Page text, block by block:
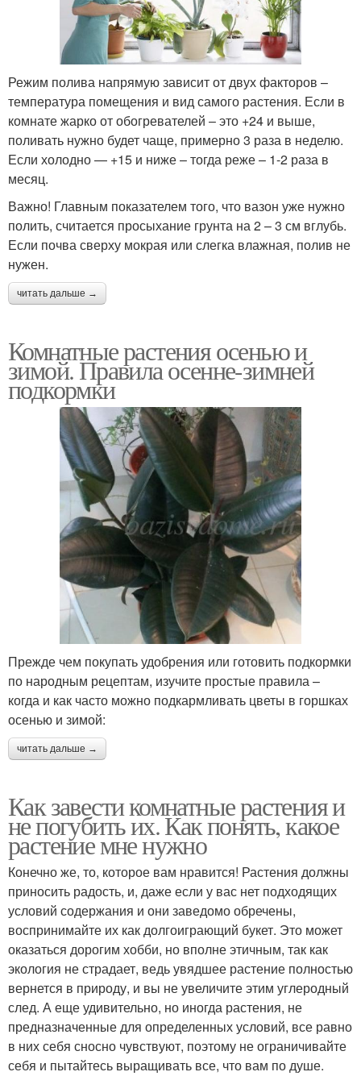
Уход за комнатными
цветами
Цвета для роста
Удобрение для
комнатных цветов
уход за комнатными
растениями
Света для комнатных
растений
Цвета в октябре Цвета к зиме
Цвета для продажи
Цвета с разноцветными
листьями
Цвета в августе
Цвета для быстрого
роста
Режим полива напрямую зависит от двух факторов –
температура помещения и вид самого растения. Если в
комнате жарко от обогревателей – это +24 и выше,
поливать нужно будет чаще, примерно 3 раза в неделю.
Если холодно — +15 и ниже – тогда реже – 1-2 раза в
месяц.
Важно! Главным показателем того, что вазон уже нужно
полить, считается просыхание грунта на 2 – 3 см вглубь.
Если почва сверху мокрая или слегка влажная, полив не
нужен.
читать дальше →
Комнатные растения осенью и
зимой. Правила осенне-зимней
подкормки
Прежде чем покупать удобрения или готовить подкормки
по народным рецептам, изучите простые правила –
когда и как часто можно подкармливать цветы в горшках
осенью и зимой:
читать дальше →
Как завести комнатные растения и
не погубить их. Как понять, какое
растение мне нужно
Конечно же, то, которое вам нравится! Растения должны
приносить радость, и, даже если у вас нет подходящих
условий содержания и они заведомо обречены,
воспринимайте их как долгоиграющий букет. Это может
оказаться дорогим хобби, но вполне этичным, так как
экология не страдает, ведь увядшее растение полностью
вернется в природу, и вы не увеличите этим углеродный
след. А еще удивительно, но иногда растения, не
предназначенные для определенных условий, все равно
в них себя сносно чувствуют, поэтому не ограничивайте
себя и пытайтесь выращивать все, что вам по душе.